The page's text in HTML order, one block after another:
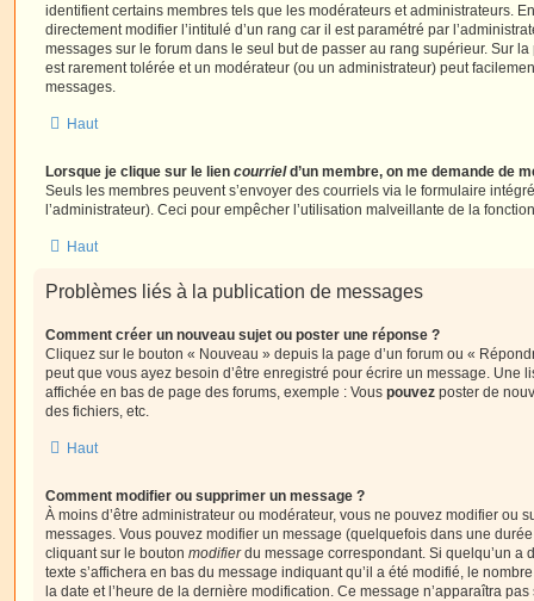
identifient certains membres tels que les modérateurs et administrateurs.
directement modifier l’intitulé d’un rang car il est paramétré par
messages sur le forum dans le seul but de passer au rang supérieur. Sur
est rarement tolérée et un modérateur (ou un administrateur) peut
messages.
Haut
Lorsque je clique sur le lien courrield’un membre, on me demande de
Seuls les membres peuvent s’envoyer des courriels via le formulaire
l’administrateur). Ceci pour empêcher l’utilisation malveillante de la
Haut
Problèmes liés à la publication de messages
Comment créer un nouveau sujet ou poster une réponse ?
Cliquez sur le bouton « Nouveau » depuis la page d’un forum ou «
peut que vous ayez besoin d’être enregistré pour écrire un message. Une
affichée en bas de page des forums, exemple : Vous pouvez poster de
des fichiers, etc.
Haut
Comment modifier ou supprimer un message ?
À moins d’être administrateur ou modérateur, vous ne pouvez modifier ou
messages. Vous pouvez modifier un message (quelquefois dans une
cliquant sur le bouton modifierdu message correspondant. Si quelqu’un a
texte s’affichera en bas du message indiquant qu’il a été modifié, le
la date et l’heure de la dernière modification. Ce message n’apparaîtra